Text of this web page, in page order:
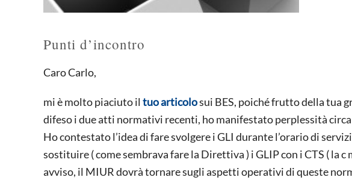
Punti d’incontro
Caro Carlo,
mi è molto piaciuto il tuo articolosui BES, poiché frutto della tua
difeso i due atti normativi recenti, ho manifestato perplessità
Ho contestato l’idea di fare svolgere i GLI durante l’orario di
sostituire ( come sembrava fare la Direttiva ) i GLIP con i CTS ( la c
avviso, il MIUR dovrà tornare sugli aspetti operativi di queste